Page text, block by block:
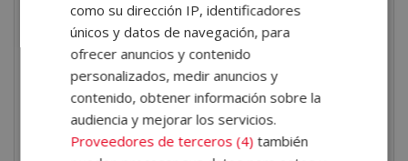
¿Qué aprenderás en esta
Certificación Experto en
Criminología e
Investigación Criminal?
Al realizar esta formación de experto en criminología,
como su dirección IP, identificadores
únicos y datos de navegación, para
ofrecer anuncios y contenido
personalizados, medir anuncios y
contenido, obtener información sobre la
audiencia y mejorar los servicios.
Proveedores de terceros (4) también